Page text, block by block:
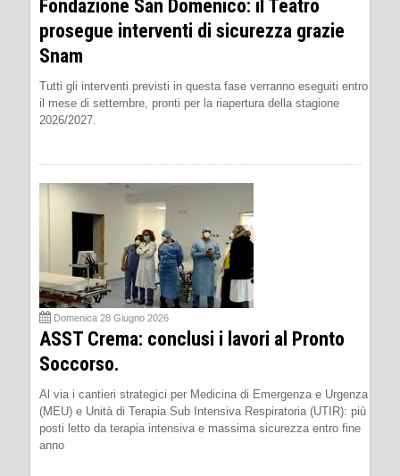
Fondazione San Domenico: il Teatro
prosegue interventi di sicurezza grazie
Snam
Tutti gli interventi previsti in questa fase verranno eseguiti entro
il mese di settembre, pronti per la riapertura della stagione
2026/2027.
Domenica 28 Giugno 2026
ASST Crema: conclusi i lavori al Pronto
Soccorso.
Al via i cantieri strategici per Medicina di Emergenza e Urgenza
(MEU) e Unità di Terapia Sub Intensiva Respiratoria (UTIR): più
posti letto da terapia intensiva e massima sicurezza entro fine
anno